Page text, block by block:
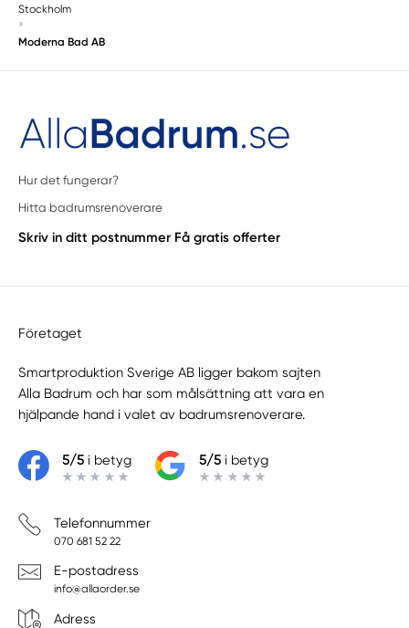
Stockholm
»
Moderna Bad AB
Hur det fungerar?
Hitta badrumsrenoverare
Skriv in ditt postnummer Få gratis offerter
Företaget
Smartproduktion Sverige AB ligger bakom sajten
Alla Badrum och har som målsättning att vara en
hjälpande hand i valet av badrumsrenoverare.
5/5i betyg 5/5i betyg
Telefonnummer
070 681 52 22
E-postadress
info@allaorder.se
Adress